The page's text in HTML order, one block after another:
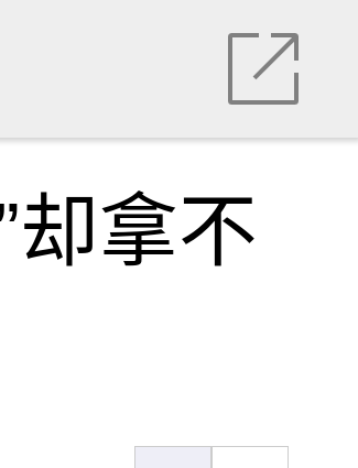
却拿不